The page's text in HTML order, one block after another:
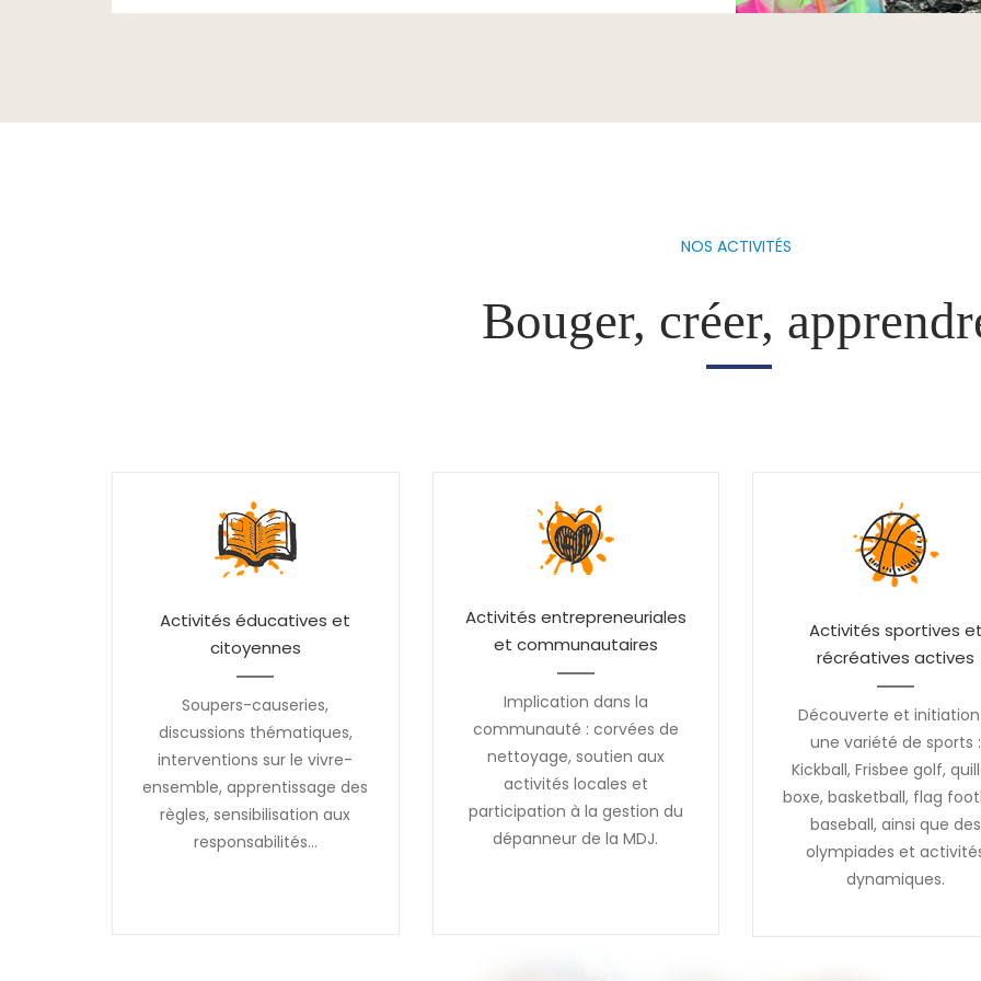
NOS ACTIVITÉS
Bouger, créer,
Activités éducatives et
citoyennes
Soupers-causeries,
discussions thématiques,
interventions sur le vivre-
ensemble, apprentissage des
règles, sensibilisation aux
responsabilités...
Activités entrepreneuriales
et communautaires
Implication dans la
communauté : corvées de
nettoyage, soutien aux
activités locales et
participation à la gestion du
dépanneur de la MDJ.
Activités sportives
récréatives actives
Découverte et
une variété de sports :
Kickball, Frisbee golf,
boxe, basketball, flag
baseball, ainsi que des
olympiades et
dynamiques.